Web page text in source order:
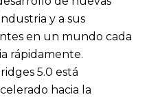
y a sus
en un mundo cada
rápidamente.
5.0 está
hacia la